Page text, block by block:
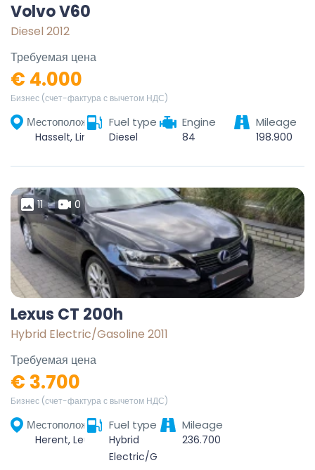
Volvo V60
Diesel 2012
Требуемая цена
€ 4.000
Бизнес (счет-фактура с вычетом НДС)
МестоположениеFuel type
Diesel
Engine
84
Mileage
198.900
11 0
Lexus CT 200h
Hybrid Electric/Gasoline 2011
Требуемая цена
€ 3.700
Бизнес (счет-фактура с вычетом НДС)
МестоположениеFuel type
Hybrid
Electric/Gasoline
Mileage
236.700